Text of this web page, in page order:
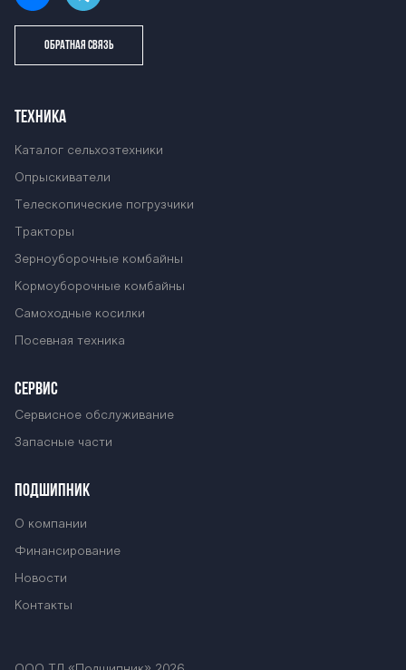
ОБРАТНАЯ СВЯЗЬ
ТЕХНИКА
Каталог сельхозтехники
Опрыскиватели
Телескопические погрузчики
Тракторы
Зерноуборочные комбайны
Кормоуборочные комбайны
Самоходные косилки
Посевная техника
СЕРВИС
Сервисное обслуживание
Запасные части
ПОДШИПНИК
О компании
Финансирование
Новости
Контакты